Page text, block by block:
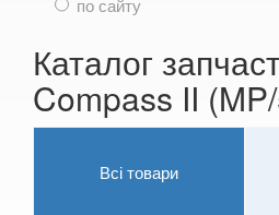
SKODA
SMART
SUBARU
по сайту
Каталог
Compass II
Всі товари